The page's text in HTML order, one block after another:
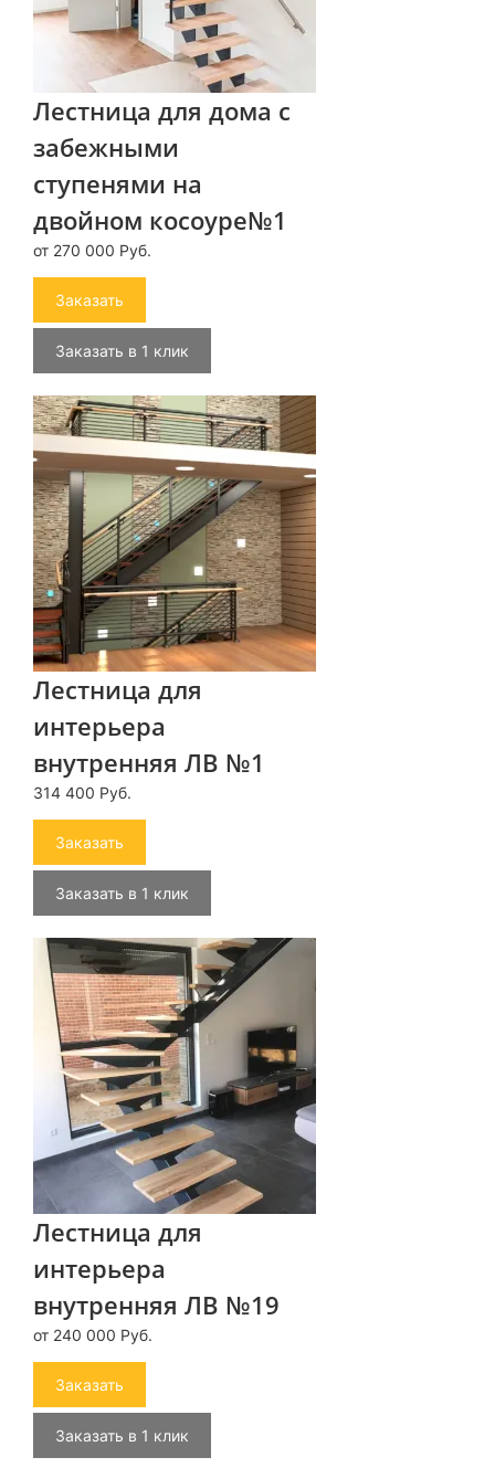
Лестница для дома с
забежными
ступенями на
двойном косоуре№1
от 270 000 Руб.
Заказать
Заказать в 1 клик
Лестница для
интерьера
внутренняя ЛВ №1
314 400 Руб.
Заказать
Заказать в 1 клик
Лестница для
интерьера
внутренняя ЛВ №19
от 240 000 Руб.
Заказать
Заказать в 1 клик